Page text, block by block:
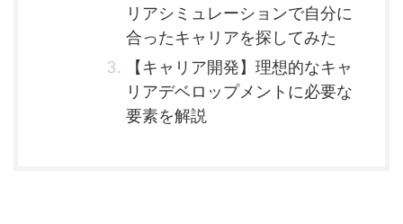
リアシミュレーションで自分に
合ったキャリアを探してみた
【キャリア開発】理想的なキャ
リアデベロップメントに必要な
要素を解説